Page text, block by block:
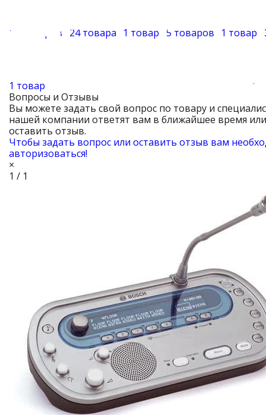
18 товаров 24 товара 1 товар 5 товаров 1 товар
1 товар
Вопросы и Отзывы
Вы можете задать свой вопрос по товару и
нашей компании ответят вам в ближайшее время или
оставить отзыв.
Чтобы задать вопрос или оставить отзыв вам
авторизоваться!
×
1 / 1